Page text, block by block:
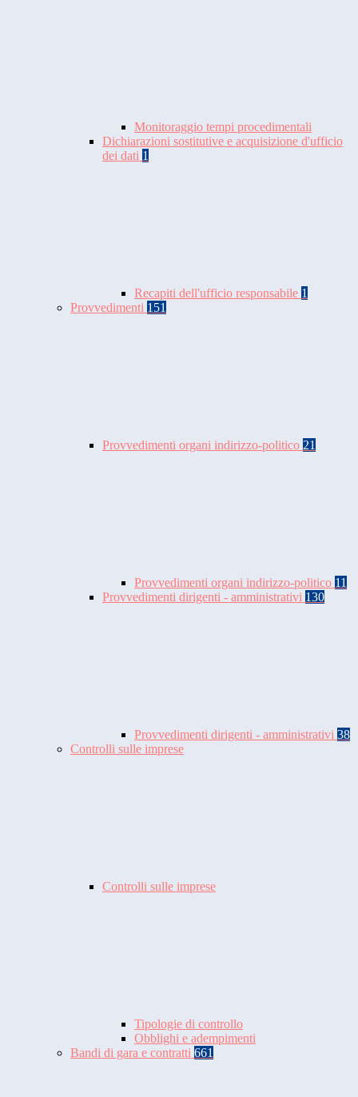
Monitoraggio tempi procedimentali
Dichiarazioni sostitutive e acquisizione d'ufficio
dei dati 1
Recapiti dell'ufficio responsabile 1
Provvedimenti 151
Provvedimenti organi indirizzo-politico 21
Provvedimenti organi indirizzo-politico 11
Provvedimenti dirigenti - amministrativi 130
Provvedimenti dirigenti - amministrativi 38
Controlli sulle imprese
Controlli sulle imprese
Tipologie di controllo
Obblighi e adempimenti
Bandi di gara e contratti 661